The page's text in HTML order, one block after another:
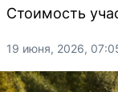
Стоимость
19 июня, 2026,